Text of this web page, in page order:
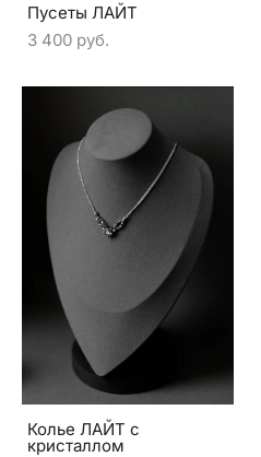
Пусеты ЛАЙТ
3 400 pуб.
Колье ЛАЙТ с
кристаллом